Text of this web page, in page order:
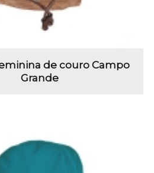
de couro Campo
Grande